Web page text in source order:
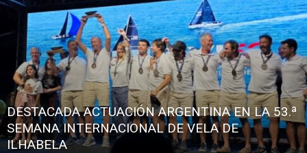
DESTACADA ACTUACIÓN ARGENTINA EN LA 53.ª
SEMANA INTERNACIONAL DE VELA DE
ILHABELA